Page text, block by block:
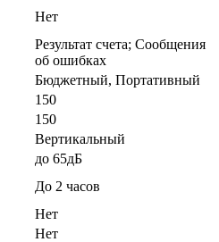
Нет
Результат счета; Сообщения
об ошибках
Бюджетный, Портативный
150
150
Вертикальный
до 65дБ
До 2 часов
Нет
Нет